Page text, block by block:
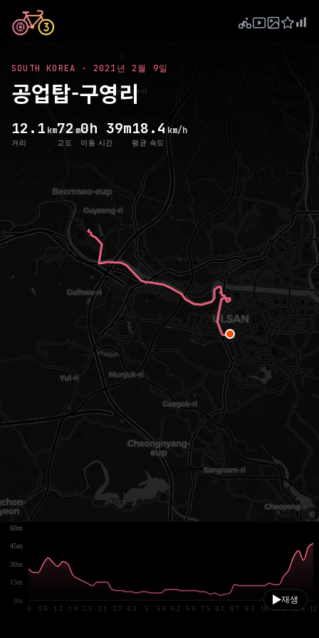
SOUTH KOREA · 2021년 2월 9일
공업탑-구영리
12.1 km
거리
72m
고도
0h 39m
이동 시간
18.4km/h
평균 속도
재생
0 0.6 1.2 1.9 2.5 3.1 3.7 4.3 5 5.6 6.2 6.9 7.5 8.1 8.7 9.3 10 10.6 11.4 12
0m
15m
30m
45m
60m